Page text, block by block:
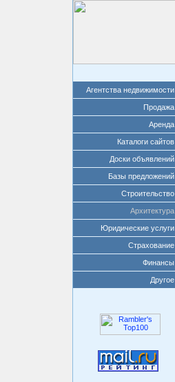
Агентства недвижимости
Продажа
Аренда
Каталоги сайтов
Доски объявлений
Базы предложений
Строительство
Архитектура
Юридические услуги
Страхование
Финансы
Другое